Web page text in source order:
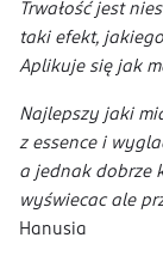
Trwałość jest
taki efekt,
Aplikuje się jak
Najlepszy jaki
z essence i
a jednak dobrze
wyświecac ale
Hanusia